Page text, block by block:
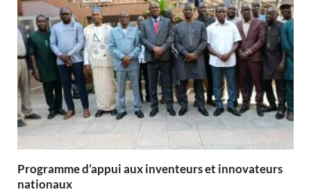
Programme d’appui aux inventeurs et innovateurs
nationaux